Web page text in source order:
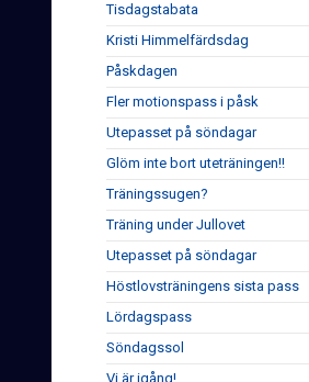
Tisdagstabata
Kristi Himmelfärdsdag
Påskdagen
Fler motionspass i påsk
Utepasset på söndagar
Glöm inte bort uteträningen!!
Träningssugen?
Träning under Jullovet
Utepasset på söndagar
Höstlovsträningens sista pass
Lördagspass
Söndagssol
Vi är igång!